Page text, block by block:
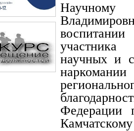
Научному
участника
научных и
Федерации